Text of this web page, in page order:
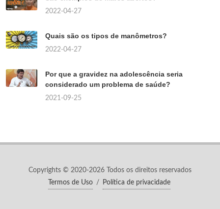
2022-04-27
Quais são os tipos de manômetros?
2022-04-27
Por que a gravidez na adolescência seria
considerado um problema de saúde?
2021-09-25
Copyrights © 2020-2026 Todos os direitos reservados
Termos de Uso / Política de privacidade